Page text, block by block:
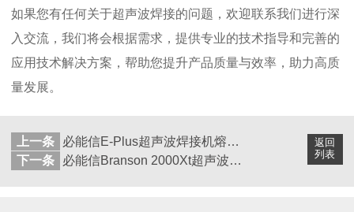
如果您有任何关于超声波焊接的问题，欢迎联系我们进行深
入交流，我们将会根据需求，提供专业的技术指导和完善的
应用技术解决方案，帮助您提升产品质量与效率，助力高质
量发展。
返回
列表
上一条
必能信E-Plus超声波焊接机熔接效果不佳的排查与修复
下一条
必能信Branson 2000Xt超声波塑焊机维修和保养